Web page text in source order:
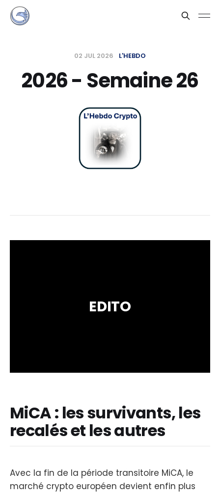
02 JUL 2026 L'HEBDO
2026 - Semaine 26
EDITO
MiCA : les survivants, les
recalés et les autres
Avec la fin de la période transitoire MiCA, le
marché crypto européen devient enfin plus